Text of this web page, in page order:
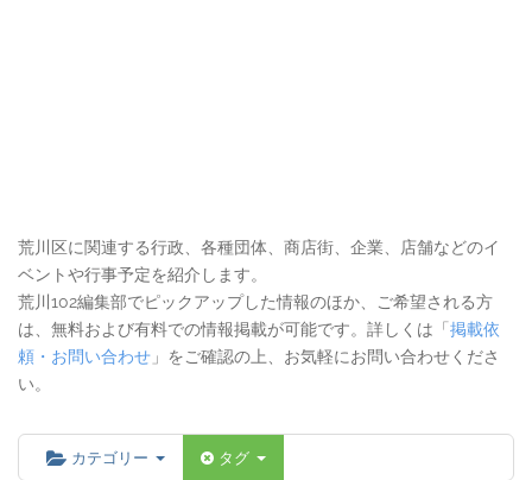
荒川区に関連する行政、各種団体、商店街、企業、店舗などのイ
ベントや行事予定を紹介します。
荒川102編集部でピックアップした情報のほか、ご希望される方
は、無料および有料での情報掲載が可能です。詳しくは「 掲載依
頼・お問い合わせ 」をご確認の上、お気軽にお問い合わせくださ
い。
カテゴリー タグ